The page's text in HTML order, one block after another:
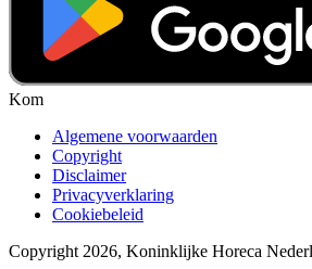
Kom
Algemene voorwaarden
Copyright
Disclaimer
Privacyverklaring
Cookiebeleid
Copyright 2026, Koninklijke Horeca